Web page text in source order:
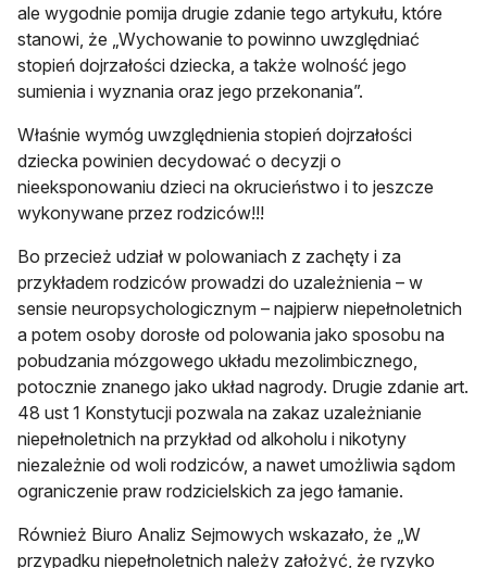
ale wygodnie pomija drugie zdanie tego artykułu, które
stanowi, że „Wychowanie to powinno uwzględniać
stopień dojrzałości dziecka, a także wolność jego
sumienia i wyznania oraz jego przekonania”.
Właśnie wymóg uwzględnienia stopień dojrzałości
dziecka powinien decydować o decyzji o
nieeksponowaniu dzieci na okrucieństwo i to jeszcze
wykonywane przez rodziców!!!
Bo przecież udział w polowaniach z zachęty i za
przykładem rodziców prowadzi do uzależnienia – w
sensie neuropsychologicznym – najpierw niepełnoletnich
a potem osoby dorosłe od polowania jako sposobu na
pobudzania mózgowego układu mezolimbicznego,
potocznie znanego jako układ nagrody. Drugie zdanie art.
48 ust 1 Konstytucji pozwala na zakaz uzależnianie
niepełnoletnich na przykład od alkoholu i nikotyny
niezależnie od woli rodziców, a nawet umożliwia sądom
ograniczenie praw rodzicielskich za jego łamanie.
Również Biuro Analiz Sejmowych wskazało, że „W
przypadku niepełnoletnich należy założyć, że ryzyko